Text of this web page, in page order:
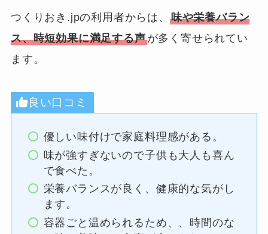
つくりおき.jpの利用者からは、 味や栄養バラン
ス、時短効果に満足する声が多く寄せられてい
ます。
良い口コミ
優しい味付けで家庭料理感がある。
味が強すぎないので子供も大人も喜ん
で食べた。
栄養バランスが良く、健康的な気がし
ます。
容器ごと温められるため、、時間のな